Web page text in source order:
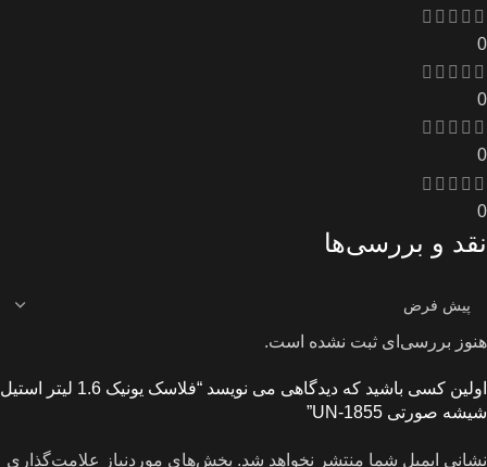
0
0
0
0
نقد و بررسی‌ها
هنوز بررسی‌ای ثبت نشده است.
اولین کسی باشید که دیدگاهی می نویسد “فلاسک یونیک 1.6 لیتر استیل
شیشه صورتی UN-1855”
نشانی ایمیل شما منتشر نخواهد شد. بخش‌های موردنیاز علامت‌گذاری